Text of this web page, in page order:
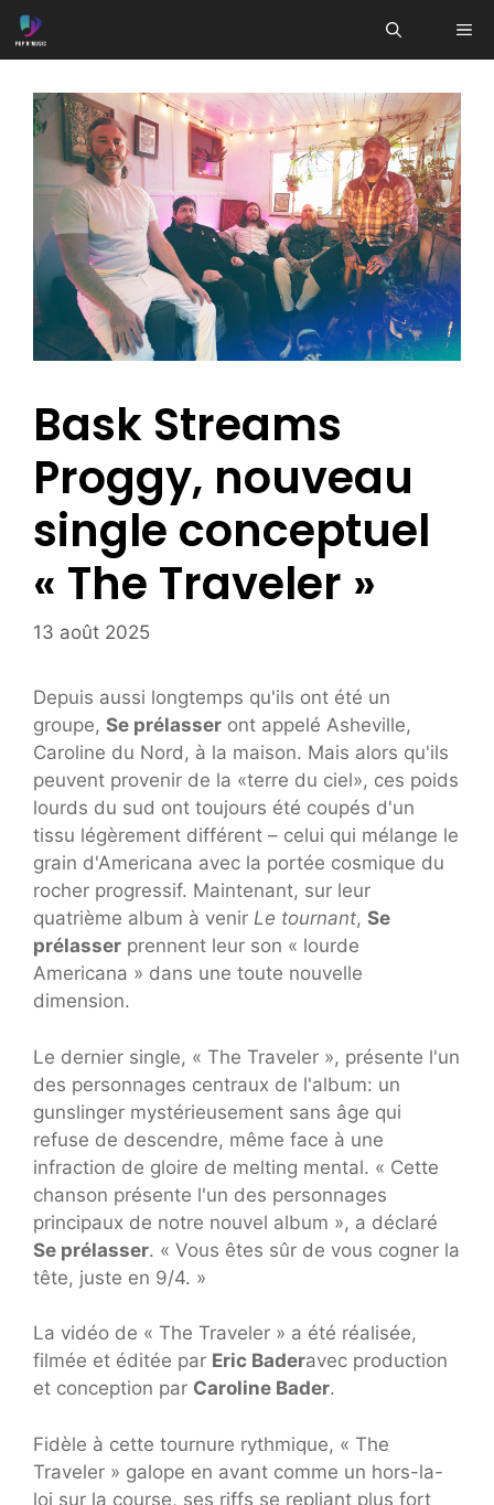
Aller
au
Bask Streams
Proggy, nouveau
single conceptuel
« The Traveler »
13 août 2025
Depuis aussi longtemps qu'ils ont été un
groupe, Se prélasser ont appelé Asheville,
Caroline du Nord, à la maison. Mais alors qu'ils
peuvent provenir de la «terre du ciel», ces poids
lourds du sud ont toujours été coupés d'un
tissu légèrement différent – celui qui mélange le
grain d'Americana avec la portée cosmique du
rocher progressif. Maintenant, sur leur
quatrième album à venir Le tournant, Se
prélasser prennent leur son « lourde
Americana » dans une toute nouvelle
dimension.
Le dernier single, « The Traveler », présente l'un
des personnages centraux de l'album: un
gunslinger mystérieusement sans âge qui
refuse de descendre, même face à une
infraction de gloire de melting mental. « Cette
chanson présente l'un des personnages
principaux de notre nouvel album », a déclaré
Se prélasser. « Vous êtes sûr de vous cogner la
tête, juste en 9/4. »
La vidéo de « The Traveler » a été réalisée,
filmée et éditée par Eric Baderavec production
et conception par Caroline Bader.
Fidèle à cette tournure rythmique, « The
Traveler » galope en avant comme un hors-la-
loi sur la course, ses riffs se repliant plus fort